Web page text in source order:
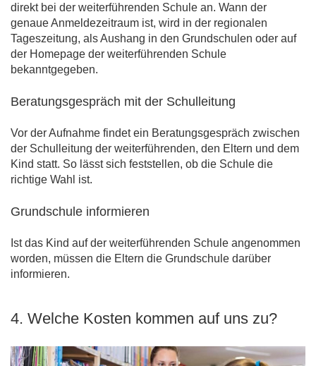
direkt bei der weiterführenden Schule an. Wann der
genaue Anmeldezeitraum ist, wird in der regionalen
Tageszeitung, als Aushang in den Grundschulen oder auf
der Homepage der weiterführenden Schule
bekanntgegeben.
Beratungsgespräch mit der Schulleitung
Vor der Aufnahme findet ein Beratungsgespräch zwischen
der Schulleitung der weiterführenden, den Eltern und dem
Kind statt. So lässt sich feststellen, ob die Schule die
richtige Wahl ist.
Grundschule informieren
Ist das Kind auf der weiterführenden Schule angenommen
worden, müssen die Eltern die Grundschule darüber
informieren.
4. Welche Kosten kommen auf uns zu?